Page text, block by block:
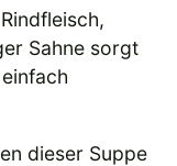
Sahne sorgt
dieser Suppe